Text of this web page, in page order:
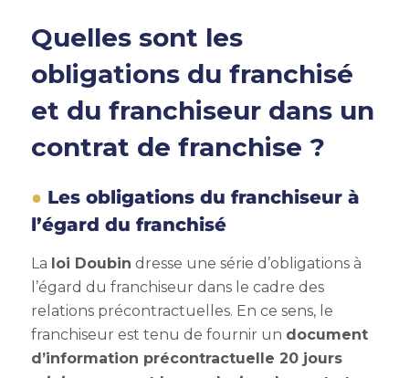
Quelles sont les
obligations du franchisé
et du franchiseur dans un
contrat de franchise ?
Les obligations du franchiseur à
l’égard du franchisé
La loi Doubin dresse une série d’obligations à
l’égard du franchiseur dans le cadre des
relations précontractuelles. En ce sens, le
franchiseur est tenu de fournir un document
d’information précontractuelle 20 jours